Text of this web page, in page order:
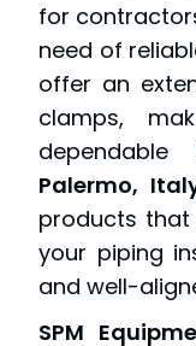
for
need of
offer an
clamps,
dependable
Palermo,
products
your piping
and well-
SPM